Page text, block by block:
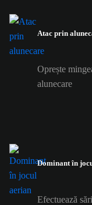
Atac prin
Oprește
alunecare
Dominant în
Efectuează